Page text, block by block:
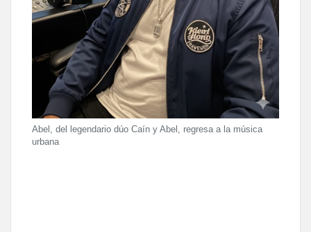
Abel, del legendario dúo Caín y Abel, regresa a la música
urbana